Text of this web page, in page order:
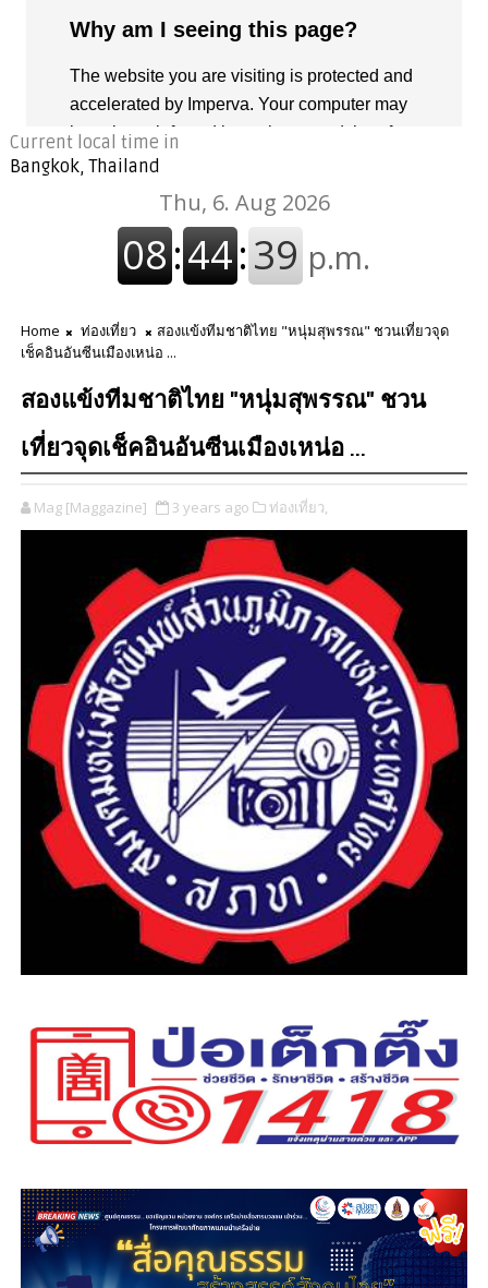
Current local time in
Bangkok, Thailand
Home ท่องเที่ยว
สองแข้งทีมชาติไทย "หนุ่มสุพรรณ" ชวนเที่ยวจุด
เช็คอินอันซีนเมืองเหน่อ ...
สองแข้งทีมชาติไทย "หนุ่มสุพรรณ" ชวน
เที่ยวจุดเช็คอินอันซีนเมืองเหน่อ ...
Mag [Maggazine] 3 years ago ท่องเที่ยว,